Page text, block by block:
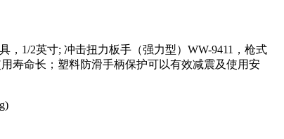
，1/2英寸; 冲击扭力板手（强力型）WW-9411，枪式
寿命长；塑料防滑手柄保护可以有效减震及使用安